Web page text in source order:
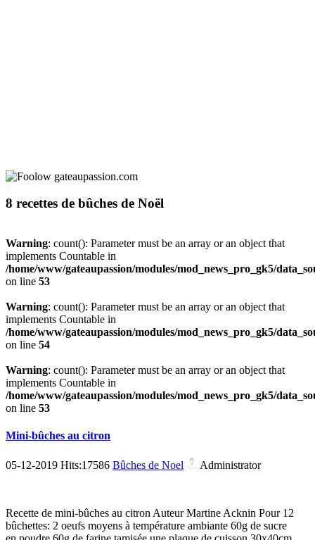
8 recettes de bûches de Noël
Warning: count(): Parameter must be an array or an object that
implements Countable in
/home/www/gateaupassion/modules/mod_news_pro_gk5/
on line 53
Warning: count(): Parameter must be an array or an object that
implements Countable in
/home/www/gateaupassion/modules/mod_news_pro_gk5/
on line 54
Warning: count(): Parameter must be an array or an object that
implements Countable in
/home/www/gateaupassion/modules/mod_news_pro_gk5/
on line 53
Mini-bûches au citron
05-12-2019 Hits:17586 Bûches de Noel Administrator
Recette de mini-bûches au citron Auteur Martine Acknin Pour 12
bûchettes: 2 oeufs moyens à température ambiante 60g de sucre